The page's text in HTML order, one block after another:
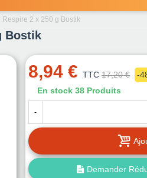
2 x 250 g Bostik
Bostik
8,94 € TTC 17,20 €
-
En stock 38 Produits
-
Demander